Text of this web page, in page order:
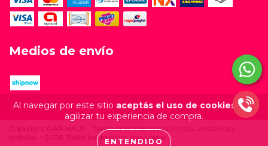
Al navegar por este sitio aceptás el uso de cookies para
agilizar tu experiencia de compra.
ENTENDIDO
Medios de envío
Copyright GAP HAUS - Tienda online de porcelanatos, sanitarios y
griferías. - 2026. Todos los derechos reservados.